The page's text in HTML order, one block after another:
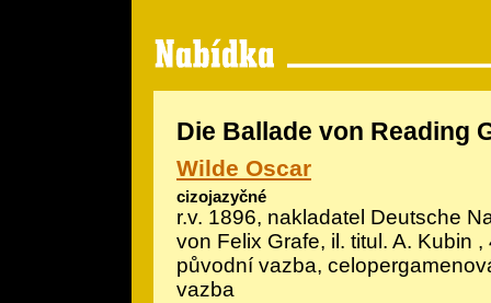
Die Ballade von Reading
Wilde Oscar
cizojazyčné
r.v. 1896, nakladatel Deutsche
von Felix Grafe, il. titul. A. Kubin ,
původní vazba,
vazba